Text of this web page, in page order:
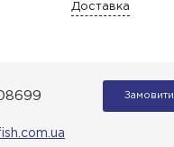
Доставка
Замовити